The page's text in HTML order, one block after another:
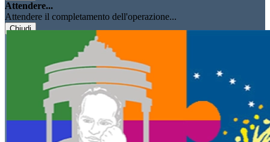
Attendere...
Attendere il completamento dell'operazione...
Chiudi